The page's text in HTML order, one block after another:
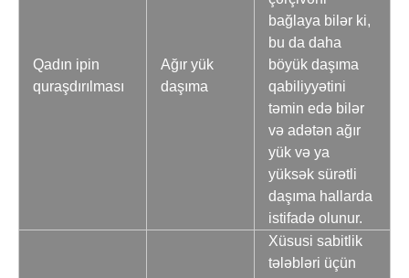
Qadın ipin
quraşdırılması
Ağır yük
daşıma
bağlaya bilər ki,
bu da daha
böyük daşıma
qabiliyyətini
təmin edə bilər
və adətən ağır
yük və ya
yüksək sürətli
daşıma hallarda
istifadə olunur.
Xüsusi sabitlik
tələbləri üçün